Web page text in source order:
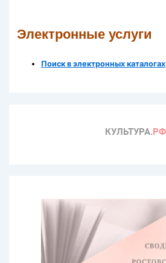
Электронные услуги
Поиск в электронных каталогах